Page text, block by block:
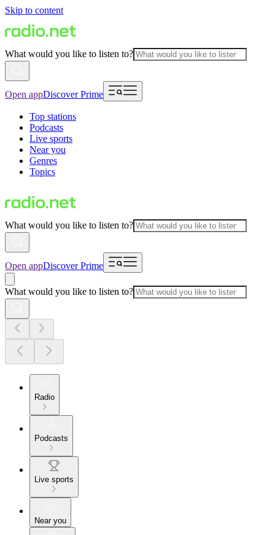
Skip to content
What would you like to listen to?
Open appDiscover Prime
Top stations
Podcasts
Live sports
Near you
Genres
Topics
What would you like to listen to?
Open appDiscover Prime
What would you like to listen to?
Radio
Podcasts
Live sports
Near you